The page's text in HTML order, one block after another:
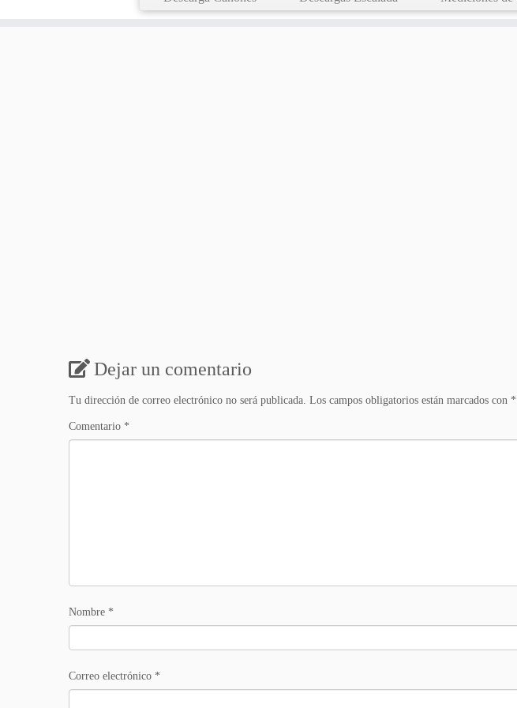
Dejar un comentario
Tu dirección de correo electrónico no será publicada. Los campos obligatorios están marcados con *
Comentario *
Nombre *
Correo electrónico *